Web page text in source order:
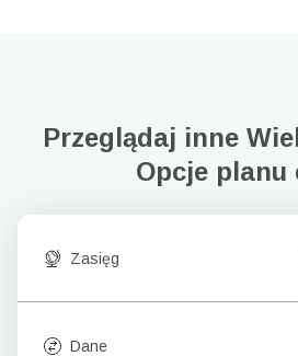
Przeglądaj inne
Opcje planu
Zasięg
Dane